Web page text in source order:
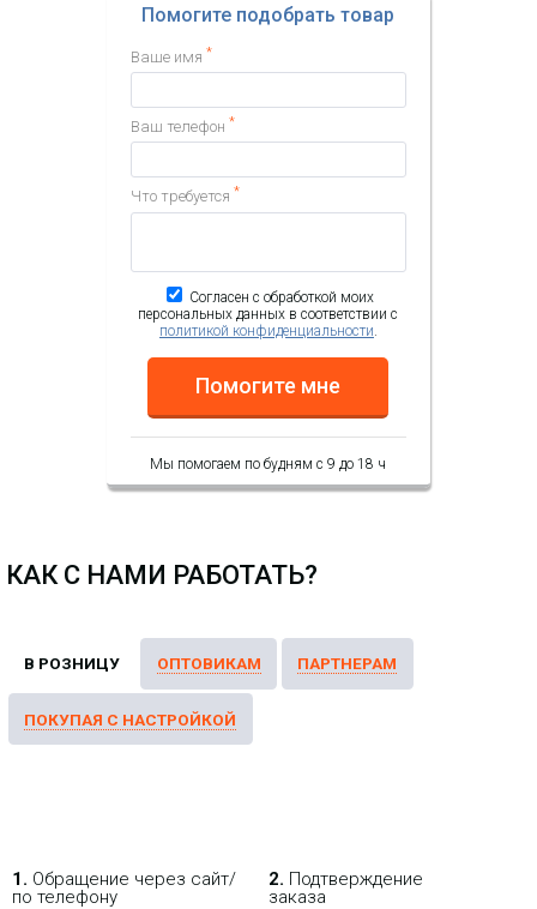
Помогите подобрать товар
Ваше имя *
Ваш телефон *
Что требуется *
Согласен с обработкой моих
персональных данных в соответствии с
политикой конфиденциальности
Помогите мне
Мы помогаем по будням с 9 до 18 ч
КАК С НАМИ РАБОТАТЬ?
1. Обращение через сайт/
по телефону
2. Подтверждение
заказа